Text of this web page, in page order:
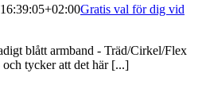
Gratis val för dig vid
blått armband - Träd/Cirkel/Flex
tycker att det här [...]